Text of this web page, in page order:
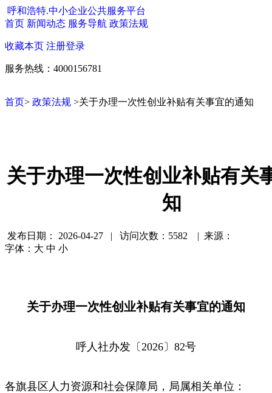
呼和浩特.中小企业公共服务平台
首页 新闻动态 服务导航 政策法规
收藏本页 注册登录
服务热线：4000156781
首页> 政策法规 >关于办理一次性创业补贴有关事宜的通知
关于办理一次性创业补贴有关
知
发布日期：
2026-04-27 | 访问次数：5582 | 来源：
字体： 大 中 小
关于办理一次性创业补贴有关事宜的通知
呼人社办发〔2026〕82号
各旗县区人力资源和社会保障局，局属相关单位：